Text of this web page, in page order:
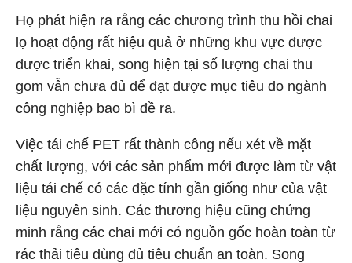
Họ phát hiện ra rằng các chương trình thu hồi chai
lọ hoạt động rất hiệu quả ở những khu vực được
được triển khai, song hiện tại số lượng chai thu
gom vẫn chưa đủ để đạt được mục tiêu do ngành
công nghiệp bao bì đề ra.
Việc tái chế PET rất thành công nếu xét về mặt
chất lượng, với các sản phẩm mới được làm từ vật
liệu tái chế có các đặc tính gần giống như của vật
liệu nguyên sinh. Các thương hiệu cũng chứng
minh rằng các chai mới có nguồn gốc hoàn toàn từ
rác thải tiêu dùng đủ tiêu chuẩn an toàn. Song